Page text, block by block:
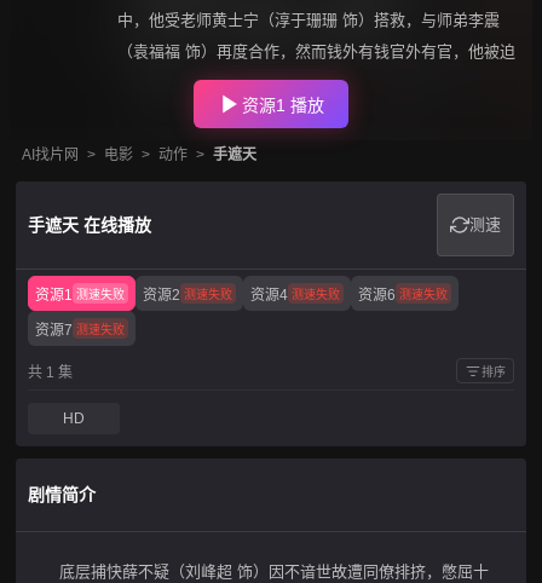
中，他受老师黄士宁（淳于珊珊 饰）搭救，与师弟李震
（袁福福 饰）再度合作，然而钱外有钱官外有官，他被迫
资源1 播放
AI找片网 > 电影 > 动作 > 手遮天
手遮天 在线播放 测速
资源1 测速失败 资源2 测速失败 资源4 测速失败 资源6 测速失败
资源7 测速失败
共 1 集 排序
HD
剧情简介
底层捕快薛不疑（刘峰超 饰）因不谙世故遭同僚排挤，憋屈十